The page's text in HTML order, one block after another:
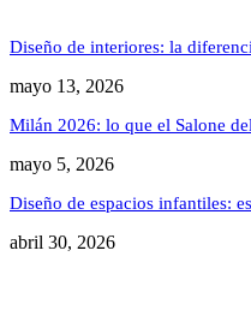
Diseño de interiores: la
mayo 13, 2026
Milán 2026: lo que el Salone
mayo 5, 2026
Diseño de espacios infantiles:
abril 30, 2026